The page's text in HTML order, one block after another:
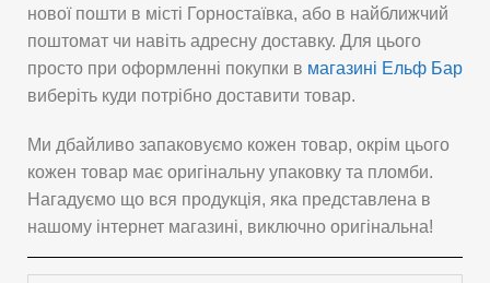
нової пошти в місті Горностаївка, або в найближчий
поштомат чи навіть адресну доставку. Для цього
просто при оформленні покупки в магазині Ельф Бар
виберіть куди потрібно доставити товар.
Ми дбайливо запаковуємо кожен товар, окрім цього
кожен товар має оригінальну упаковку та пломби.
Нагадуємо що вся продукція, яка представлена в
нашому інтернет магазині, виключно оригінальна!